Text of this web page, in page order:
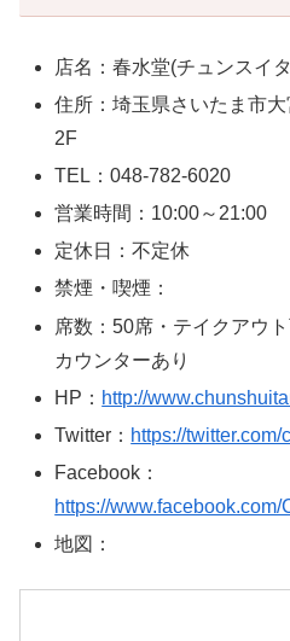
店名：春水堂(チュンスイ
住所：埼玉県さいたま市
2F
TEL：048-782-6020
営業時間：10:00～21:00
定休日：不定休
禁煙・喫煙：
席数：50席・テイクアウ
カウンターあり
HP： http://
Twitter： https://
Facebook：
https://
地図：